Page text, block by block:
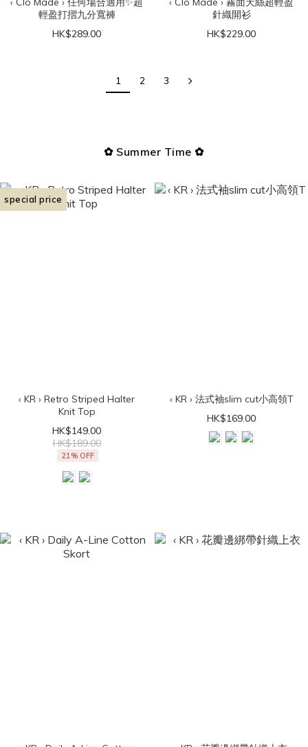
輕盈打摺九分寬褲
HK$289.00
針織開衫
HK$229.00
1 2 3
✿ Summer Time ✿
special price
‹ KR › Retro Striped Halter
Knit Top
HK$149.00
HK$189.00
21% OFF
‹ KR › 法式袖slim cut小高領T
HK$169.00